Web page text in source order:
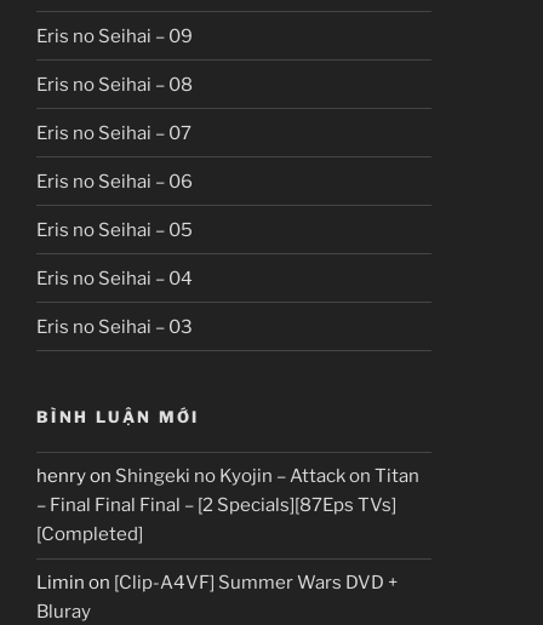
Eris no Seihai – 09
Eris no Seihai – 08
Eris no Seihai – 07
Eris no Seihai – 06
Eris no Seihai – 05
Eris no Seihai – 04
Eris no Seihai – 03
BÌNH LUẬN MỚI
henryon Shingeki no Kyojin – Attack on Titan
– Final Final Final – [2 Specials][87Eps TVs]
[Completed]
Limin on [Clip-A4VF] Summer Wars DVD +
Bluray